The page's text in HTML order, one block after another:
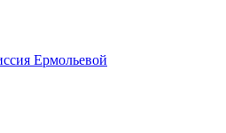
Ермольевой